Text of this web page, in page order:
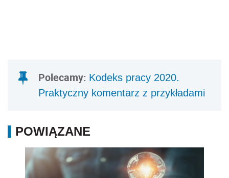
Polecamy: Kodeks pracy 2020.
Praktyczny komentarz z przykładami
POWIĄZANE